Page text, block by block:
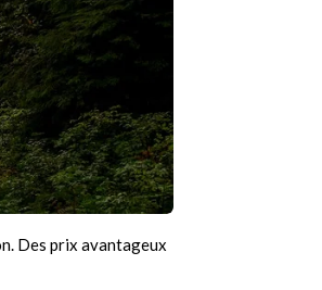
Des prix avantageux